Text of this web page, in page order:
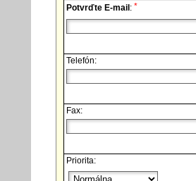
Potvrďte E-mail: *
Telefón:
Fax:
Priorita: